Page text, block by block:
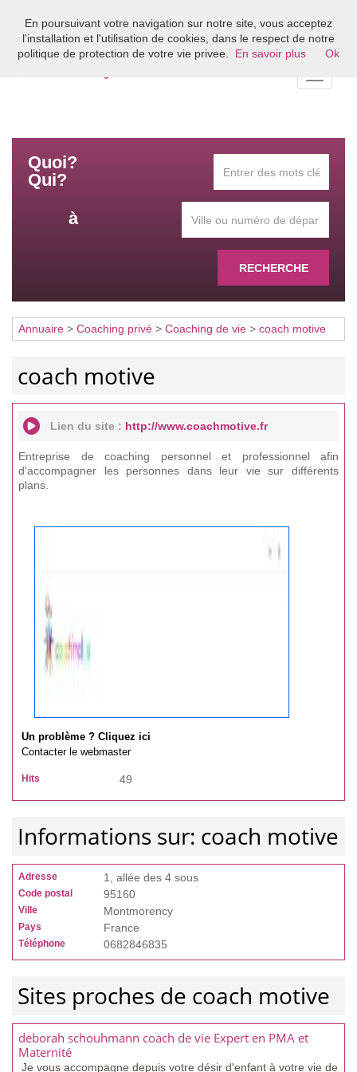
Bienvenue sur l'annuaire du coaching en France
Quoi?
Qui?
à
RECHERCHE
Annuaire > Coaching privé > Coaching de vie > coach motive
coach motive
Lien du site : http://www.coachmotive.fr
Entreprise de coaching personnel et professionnel afin
d'accompagner les personnes dans leur vie sur différents
plans.
Un problème ? Cliquez ici
Contacter le webmaster
Hits 49
Informations sur: coach motive
Adresse 1, allée des 4 sous
Code postal 95160
Ville Montmorency
Pays France
Téléphone 0682846835
Sites proches de coach motive
deborah schouhmann coach de vie Expert en PMA et
Maternité
Je vous accompagne depuis votre désir d'enfant à votre vie de
En poursuivant votre navigation sur notre site, vous acceptez
l'installation et l'utilisation de cookies, dans le respect de notre
politique de protection de votre vie privee.
En savoir plus Ok